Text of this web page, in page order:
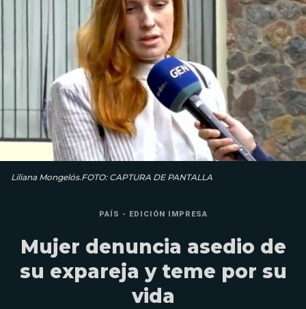
Liliana Mon­gelós.FOTO: CAPTURA DE PANTALLA
PAÍS - EDICIÓN IMPRESA
Mujer denuncia asedio de
su expareja y teme por su
vida